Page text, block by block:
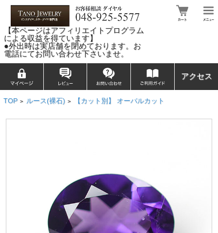
【本ページはアフィリエイトプログラム
による収益を得ています】
●外出時は実店舗を閉めております。お
電話にてお問い合わせ下さいませ。
アクセス
TOP > ルース(裸石) > 【カット別】 オーバルカット